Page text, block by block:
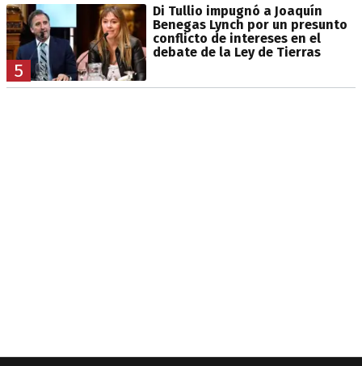
5
Di Tullio impugnó a Joaquín
Benegas Lynch por un presunto
conflicto de intereses en el
debate de la Ley de Tierras